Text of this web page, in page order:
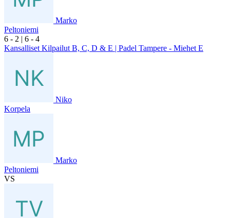
Marko
Peltoniemi
6 - 2 | 6 - 4
Kansalliset Kilpailut B, C, D & E | Padel Tampere - Miehet E
Niko
Korpela
Marko
Peltoniemi
VS